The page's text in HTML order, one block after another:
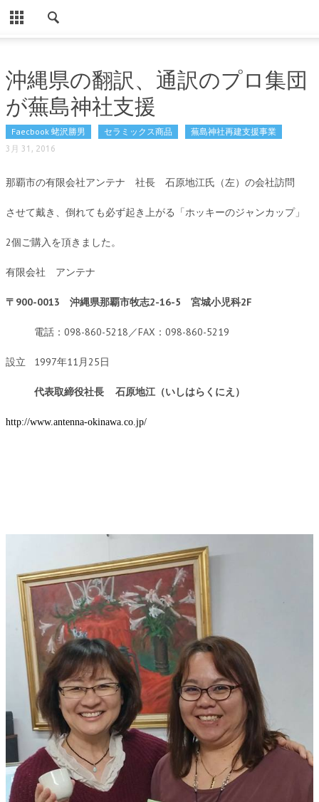
ノンドライ商品
導入事例（ノンドライ）
パソコン用ノンドライ
設置方法
よくある質問
ノンドライ資料請求
ファインセラミックス商品
導入事例（セラミック）
お客様の声（セラミック）
沖縄県の翻訳、通訳のプロ集団
が蕪島神社支援
Faecbook 蛯沢勝男 セラミックス商品 蕪島神社再建支援事業
3月 31, 2016
那覇市の有限会社アンテナ 社長 石原地江氏（左）の会社訪問
させて戴き、倒れても必ず起き上がる「ホッキーのジャンカップ」
2個ご購入を頂きました。
有限会社 アンテナ
〒900-0013 沖縄県那覇市牧志2-16-5 宮城小児科2F
電話：098-860-5218／FAX：098-860-5219
設立 1997年11月25日
代表取締役社長 石原地江（いしはらくにえ）
http://www.antenna-okinawa.co.jp/